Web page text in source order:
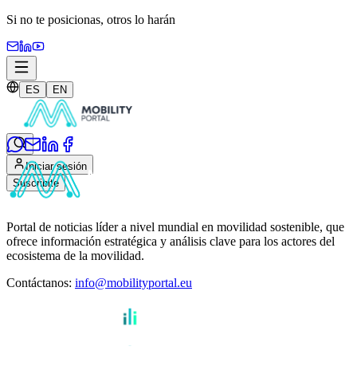
Si no te posicionas, otros lo harán
ES EN
Iniciar sesión
Suscribite
Portal de noticias líder a nivel mundial en movilidad sostenible, que
ofrece información estratégica y análisis clave para los actores del
ecosistema de la movilidad.
Contáctanos: info@mobilityportal.eu